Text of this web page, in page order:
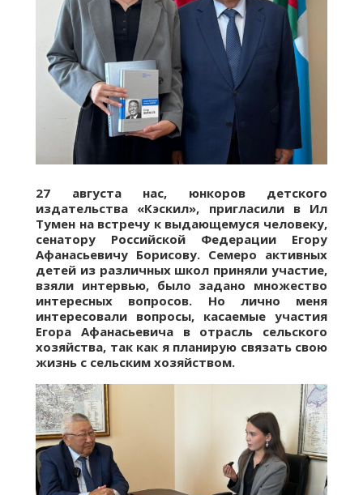
27 августа нас, юнкоров детского
издательства «Кэскил», пригласили в Ил
Тумен на встречу к выдающемуся человеку,
сенатору Российской Федерации Егору
Афанасьевичу Борисову. Семеро активных
детей из различных школ приняли участие,
взяли интервью, было задано множество
интересных вопросов. Но лично меня
интересовали вопросы, касаемые участия
Егора Афанасьевича в отрасль сельского
хозяйства, так как я планирую связать свою
жизнь с сельским хозяйством.